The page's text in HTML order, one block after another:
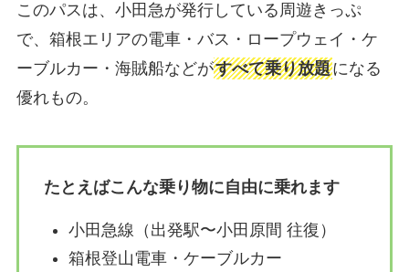
このパスは、小田急が発行している周遊きっぷ
で、箱根エリアの電車・バス・ロープウェイ・ケ
ーブルカー・海賊船などがすべて乗り放題になる
優れもの。
たとえばこんな乗り物に自由に乗れます
小田急線（出発駅〜小田原間 往復）
箱根登山電車・ケーブルカー